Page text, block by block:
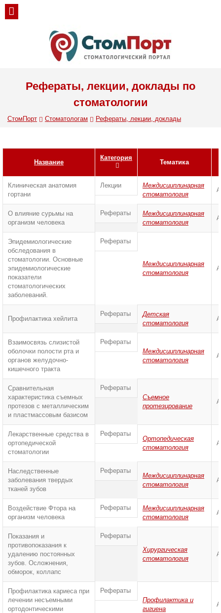
Рефераты, лекции, доклады по
стоматологии
СтомПорт Стоматологам Рефераты, лекции, доклады
Название
Категория
Тематика
Клиническая анатомия
гортани
Лекции
Междисциплинарная
стоматология
О влияние сурьмы на
организм человека
Рефераты
Междисциплинарная
стоматология
Эпидемиологические
обследования в
стоматологии. Основные
эпидемиологические
показатели
стоматологических
заболеваний.
Рефераты
Междисциплинарная
стоматология
Профилактика хейлита
Рефераты
Детская
стоматология
Взаимосвязь слизистой
оболочки полости рта и
органов желудочно-
кишечного тракта
Рефераты
Междисциплинарная
стоматология
Сравнительная
характеристика съемных
протезов с металлическим
и пластмассовым базисом
Рефераты
Съемное
протезирование
Лекарственные средства в
ортопедической
стоматологии
Рефераты
Ортопедическая
стоматология
Наследственные
заболевания твердых
тканей зубов
Рефераты
Междисциплинарная
стоматология
Воздействие Фтора на
организм человека
Рефераты
Междисциплинарная
стоматология
Показания и
противопоказания к
удалению постоянных
зубов. Осложнения,
обморок, коллапс
Рефераты
Хирургическая
стоматология
Профилактика кариеса при
лечении несъемными
ортодонтическими
Рефераты
Профилактика и
гигиена